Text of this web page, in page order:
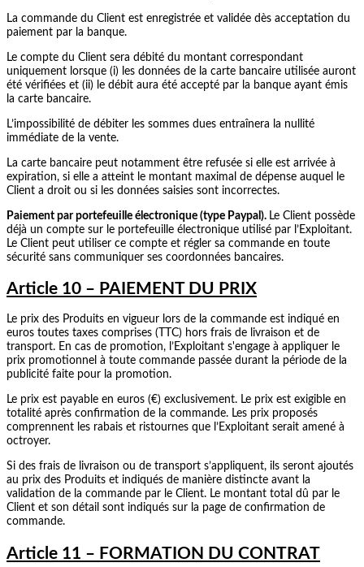
La commande du Client est enregistrée et validée dès acceptation du
paiement par la banque.
Le compte du Client sera débité du montant correspondant
uniquement lorsque (i) les données de la carte bancaire utilisée auront
été vérifiées et (ii) le débit aura été accepté par la banque ayant émis
la carte bancaire.
L’impossibilité de débiter les sommes dues entraînera la nullité
immédiate de la vente.
La carte bancaire peut notamment être refusée si elle est arrivée à
expiration, si elle a atteint le montant maximal de dépense auquel le
Client a droit ou si les données saisies sont incorrectes.
Paiement par portefeuille électronique (type Paypal). Le Client possède
déjà un compte sur le portefeuille électronique utilisé par l’Exploitant.
Le Client peut utiliser ce compte et régler sa commande en toute
sécurité sans communiquer ses coordonnées bancaires.
Article 10 – PAIEMENT DU PRIX
Le prix des Produits en vigueur lors de la commande est indiqué en
euros toutes taxes comprises (TTC) hors frais de livraison et de
transport. En cas de promotion, l’Exploitant s'engage à appliquer le
prix promotionnel à toute commande passée durant la période de la
publicité faite pour la promotion.
Le prix est payable en euros (€) exclusivement. Le prix est exigible en
totalité après confirmation de la commande. Les prix proposés
comprennent les rabais et ristournes que l’Exploitant serait amené à
octroyer.
Si des frais de livraison ou de transport s’appliquent, ils seront ajoutés
au prix des Produits et indiqués de manière distincte avant la
validation de la commande par le Client. Le montant total dû par le
Client et son détail sont indiqués sur la page de confirmation de
commande.
Article 11 – FORMATION DU CONTRAT